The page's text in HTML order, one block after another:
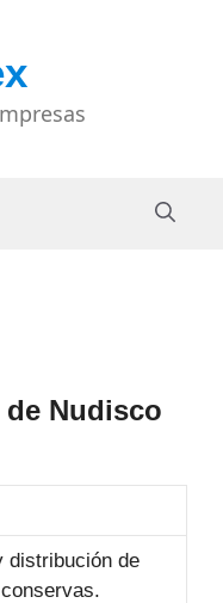
Nudisco
distribución de